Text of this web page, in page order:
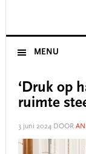
MENU
‘Druk op
ruimte
3 juni 2024DOOR